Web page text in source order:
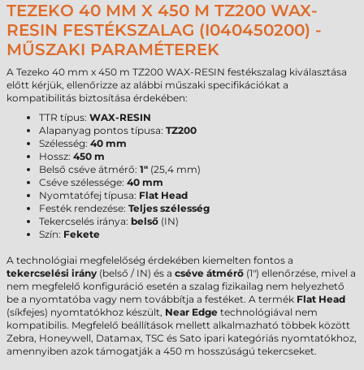
TEZEKO 40 MM X 450 M TZ200 WAX-
RESIN FESTÉKSZALAG (I040450200) -
MŰSZAKI PARAMÉTEREK
A Tezeko 40 mm x 450 m TZ200 WAX-RESIN festékszalag kiválasztása
előtt kérjük, ellenőrizze az alábbi műszaki specifikációkat a
kompatibilitás biztosítása érdekében:
TTR típus: WAX-RESIN
Alapanyag pontos típusa: TZ200
Szélesség: 40 mm
Hossz: 450 m
Belső cséve átmérő: 1" (25,4 mm)
Cséve szélessége: 40 mm
Nyomtatófej típusa: Flat Head
Festék rendezése: Teljes szélesség
Tekercselés iránya: belső (IN)
Szín: Fekete
A technológiai megfelelőség érdekében kiemelten fontos a
tekercselési irány (belső / IN) és a cséve átmérő (1") ellenőrzése, mivel a
nem megfelelő konfiguráció esetén a szalag fizikailag nem helyezhető
be a nyomtatóba vagy nem továbbítja a festéket. A termék Flat Head
(síkfejes) nyomtatókhoz készült, Near Edge technológiával nem
kompatibilis. Megfelelő beállítások mellett alkalmazható többek között
Zebra, Honeywell, Datamax, TSC és Sato ipari kategóriás nyomtatókhoz,
amennyiben azok támogatják a 450 m hosszúságú tekercseket.